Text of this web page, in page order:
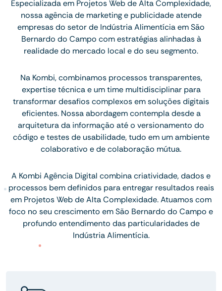
Especializada em Projetos Web de Alta Complexidade,
nossa agência de marketing e publicidade atende
empresas do setor de Indústria Alimentícia em São
Bernardo do Campo com estratégias alinhadas à
realidade do mercado local e do seu segmento.
Na Kombi, combinamos processos transparentes,
expertise técnica e um time multidisciplinar para
transformar desafios complexos em soluções digitais
eficientes. Nossa abordagem contempla desde a
arquitetura da informação até o versionamento do
código e testes de usabilidade, tudo em um ambiente
colaborativo e de colaboração mútua.
A Kombi Agência Digital combina criatividade, dados e
processos bem definidos para entregar resultados reais
em Projetos Web de Alta Complexidade. Atuamos com
foco no seu crescimento em São Bernardo do Campo e
profundo entendimento das particularidades de
Indústria Alimentícia.